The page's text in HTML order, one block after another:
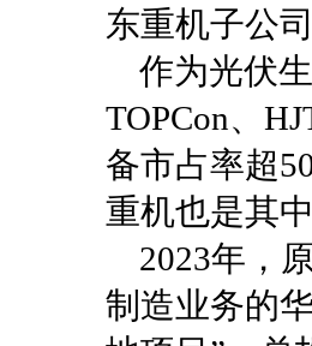
东重机子公
作为光伏
TOPCon、
备市占率超
重机也是其
2023年，
制造业务的